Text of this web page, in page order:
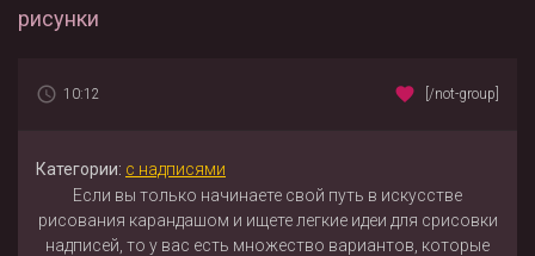
рисунки
10:12 [/not-group]
Категории: с надписями
Если вы только начинаете свой путь в искусстве
рисования карандашом и ищете легкие идеи для срисовки
надписей, то у вас есть множество вариантов, которые